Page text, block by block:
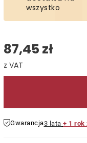
wszystko
87,45 zł
Cena jednostkowa:
Gwarancja3 lata + 1 rok